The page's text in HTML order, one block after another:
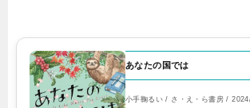
あなたの国では
小手鞠るい / さ・え・ら書房 /